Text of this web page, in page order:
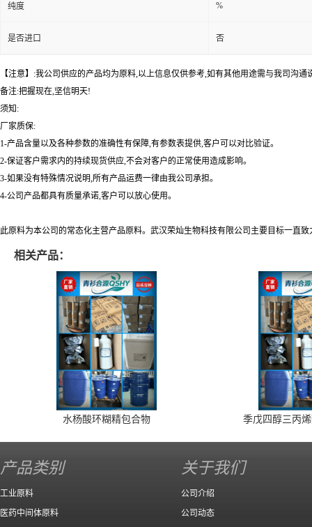
纯度 %
是否进口 否
【注意】:我公司供应的产品均为原料,以上信息仅供参考,如有其他用途需与我司沟
备注:把握现在,坚信明天!
须知:
厂家质保:
1-产品含量以及各种参数的准确性有保障,有参数表提供,客户可以对比验证。
2-保证客户需求内的持续现货供应,不会对客户的正常使用造成影响。
3-如果没有特殊情况说明,所有产品运费一律由我公司承担。
4-公司产品都具有质量承诺,客户可以放心使用。
此原料为本公司的常态化主营产品原料。武汉荣灿生物科技有限公司主要目标一直
相关产品：
水杨酸环糊精包合物 季戊四醇三丙
产品类别
工业原料
医药中间体原料
关于我们
公司介绍
公司动态